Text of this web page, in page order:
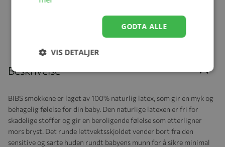
Beskrivelse
BIBS smokkene er laget av 100% naturlig latex, som gir en myk og
behagelig følelse for din baby. Den naturlige latexen er fri for
skadelige stoffer og gir en beroligende følelse som etterligner
mors bryst. Det runde lettvektsskjoldet vender bort fra den
sensitive og sarte huden rundt babyens munn for å sikre minimal
GODTA ALLE
VIS DETALJER